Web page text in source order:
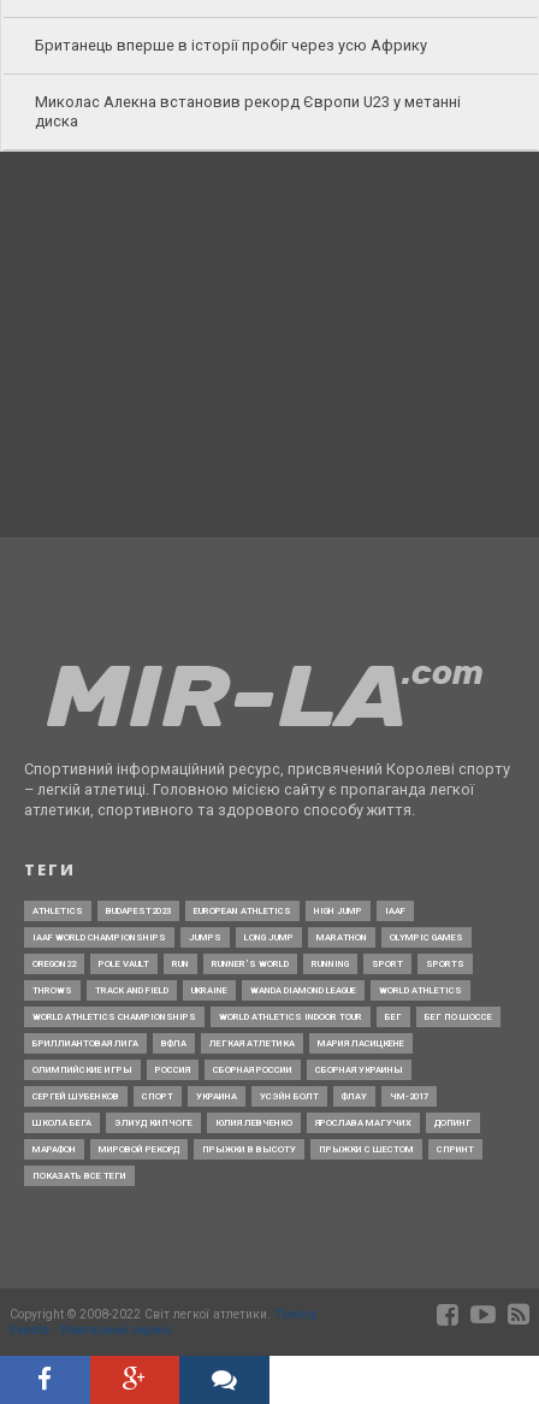
Британець вперше в історії пробіг через усю Африку
Миколас Алекна встановив рекорд Європи U23 у метанні
диска
Спортивний інформаційний ресурс, присвячений Королеві спорту
– легкій атлетиці. Головною місією сайту є пропаганда легкої
атлетики, спортивного та здорового способу життя.
ТЕГИ
ATHLETICS BUDAPEST2023 EUROPEAN ATHLETICS HIGH JUMP IAAF
IAAF WORLD CHAMPIONSHIPS JUMPS LONG JUMP MARATHON OLYMPIC GAMES
OREGON22 POLE VAULT RUN RUNNER’S WORLD RUNNING SPORT SPORTS
THROWS TRACK AND FIELD UKRAINE WANDA DIAMOND LEAGUE WORLD ATHLETICS
WORLD ATHLETICS CHAMPIONSHIPS WORLD ATHLETICS INDOOR TOUR БЕГ БЕГ ПО ШОССЕ
БРИЛЛИАНТОВАЯ ЛИГА ВФЛА ЛЕГКАЯ АТЛЕТИКА МАРИЯ ЛАСИЦКЕНЕ
ОЛИМПИЙСКИЕ ИГРЫ РОССИЯ СБОРНАЯ РОССИИ СБОРНАЯ УКРАИНЫ
СЕРГЕЙ ШУБЕНКОВ СПОРТ УКРАИНА УСЭЙН БОЛТ ФЛАУ ЧМ-2017
ШКОЛА БЕГА ЭЛИУД КИПЧОГЕ ЮЛИЯ ЛЕВЧЕНКО ЯРОСЛАВА МАГУЧИХ ДОПИНГ
МАРАФОН МИРОВОЙ РЕКОРД ПРЫЖКИ В ВЫСОТУ ПРЫЖКИ С ШЕСТОМ СПРИНТ
ПОКАЗАТЬ ВСЕ ТЕГИ
Copyright © 2008-2022 Світ легкої атлетики. Timing
Events - Квитковий сервіс